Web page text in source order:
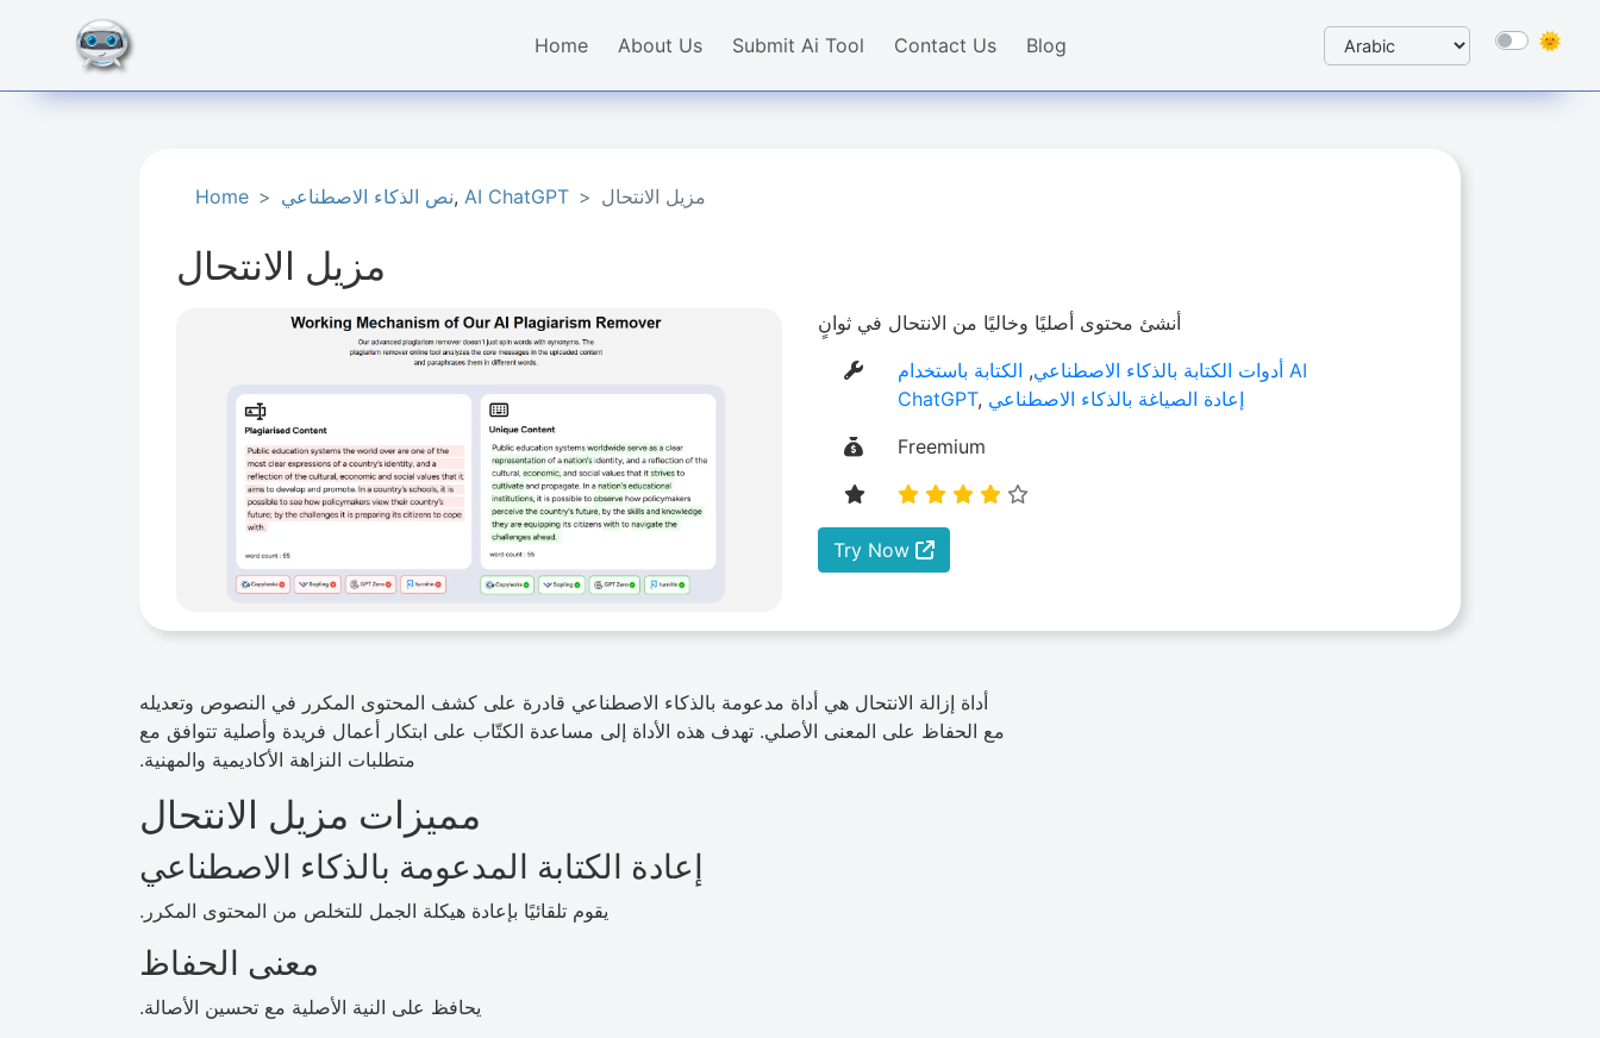
Home About Us Submit Ai Tool Contact Us Blog
Home نص الذكاء الاصطناعي, AI ChatGPT مزيل الانتحال
مزيل الانتحال
أنشئ محتوى أصليًا وخاليًا من الانتحال في ثوانٍ
أدوات الكتابة بالذكاء الاصطناعي, الكتابة باستخدام AI
ChatGPT, إعادة الصياغة بالذكاء الاصطناعي
Freemium
Try Now
أداة إزالة الانتحال هي أداة مدعومة بالذكاء الاصطناعي قادرة على كشف المحتوى المكرر في النصوص وتعديله
مع الحفاظ على المعنى الأصلي. تهدف هذه الأداة إلى مساعدة الكتّاب على ابتكار أعمال فريدة وأصلية تتوافق مع
متطلبات النزاهة الأكاديمية والمهنية.
مميزات مزيل الانتحال
إعادة الكتابة المدعومة بالذكاء الاصطناعي
يقوم تلقائيًا بإعادة هيكلة الجمل للتخلص من المحتوى المكرر.
معنى الحفاظ
يحافظ على النية الأصلية مع تحسين الأصالة.